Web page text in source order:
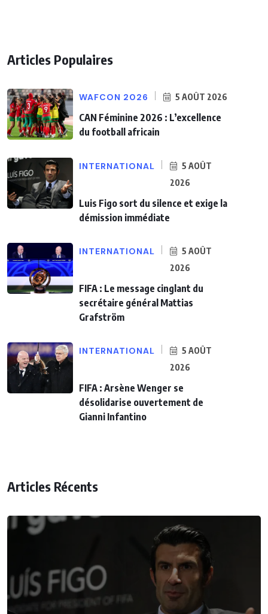
Articles Populaires
WAFCON 2026 5 AOÛT 2026
CAN Féminine 2026 : L’excellence
du football africain
INTERNATIONAL
5 AOÛT
2026
Luis Figo sort du silence et exige la
démission immédiate
INTERNATIONAL
5 AOÛT
2026
FIFA : Le message cinglant du
secrétaire général Mattias
Grafström
INTERNATIONAL
5 AOÛT
2026
FIFA : Arsène Wenger se
désolidarise ouvertement de
Gianni Infantino
Articles Récents